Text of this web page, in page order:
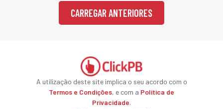
CARREGAR ANTERIORES
A utilização deste site implica o seu acordo com o
Termos e Condições, e com a Política de
Privacidade.